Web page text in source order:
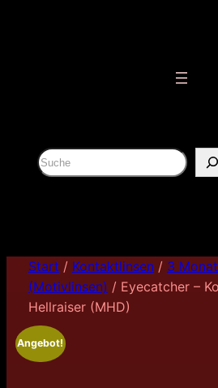
S
u
Start / Kontaktlinsen/ 3
(Motivlinsen) / Eyecatcher –
Hellraiser (MHD)
Angebot!